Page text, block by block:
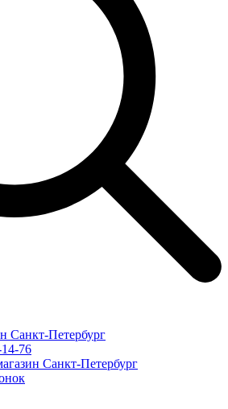
Санкт-Петербург
76
Санкт-Петербург